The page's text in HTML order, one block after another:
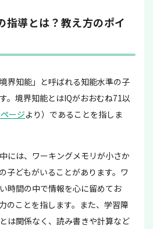
指導とは？教え方のポイ
界知能」と呼ばれる知能水準の子
。境界知能とはIQがおおむね71以
ージより）であることを指しま
には、ワーキングメモリが小さか
子どもがいることがあります。ワ
時間の中で情報を心に留めてお
のことを指します。また、学習障
は関係なく、読み書きや計算など